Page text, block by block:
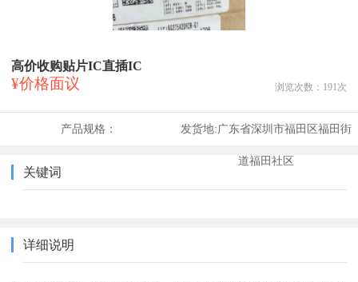
高价收购贴片IC直插IC
¥价格面议 浏览次数： 191次
产品规格： 发货地:广东省深圳市福田区福田街
道福田社区
关键词
详细说明